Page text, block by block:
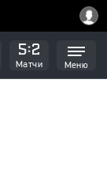
Матчи Меню